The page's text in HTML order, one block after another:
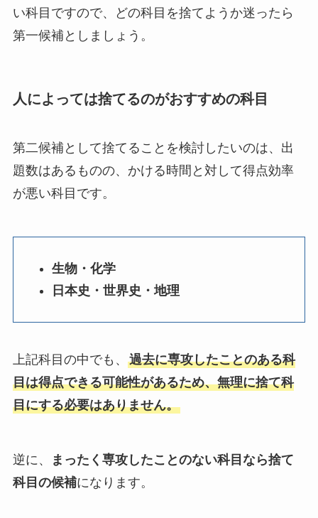
い科目ですので、どの科目を捨てようか迷ったら
第一候補としましょう。
人によっては捨てるのがおすすめの科目
第二候補として捨てることを検討したいのは、出
題数はあるものの、かける時間と対して得点効率
が悪い科目です。
生物・化学
日本史・世界史・地理
上記科目の中でも、 過去に専攻したことのある科
目は得点できる可能性があるため、無理に捨て科
目にする必要はありません。
逆に、
まったく専攻したことのない科目なら捨て
科目の候補になります。